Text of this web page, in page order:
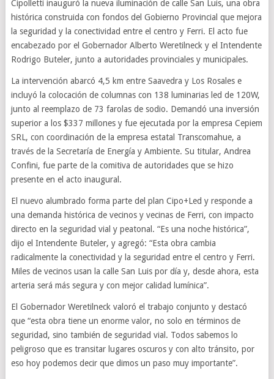
Cipolletti inauguró la nueva iluminación de calle San Luis, una obra
histórica construida con fondos del Gobierno Provincial que mejora
la seguridad y la conectividad entre el centro y Ferri. El acto fue
encabezado por el Gobernador Alberto Weretilneck y el Intendente
Rodrigo Buteler, junto a autoridades provinciales y municipales.
La intervención abarcó 4,5 km entre Saavedra y Los Rosales e
incluyó la colocación de columnas con 138 luminarias led de 120W,
junto al reemplazo de 73 farolas de sodio. Demandó una inversión
superior a los $337 millones y fue ejecutada por la empresa Cepiem
SRL, con coordinación de la empresa estatal Transcomahue, a
través de la Secretaría de Energía y Ambiente. Su titular, Andrea
Confini, fue parte de la comitiva de autoridades que se hizo
presente en el acto inaugural.
El nuevo alumbrado forma parte del plan Cipo+Led y responde a
una demanda histórica de vecinos y vecinas de Ferri, con impacto
directo en la seguridad vial y peatonal. “Es una noche histórica”,
dijo el Intendente Buteler, y agregó: “Esta obra cambia
radicalmente la conectividad y la seguridad entre el centro y Ferri.
Miles de vecinos usan la calle San Luis por día y, desde ahora, esta
arteria será más segura y con mejor calidad lumínica”.
El Gobernador Weretilneck valoró el trabajo conjunto y destacó
que “esta obra tiene un enorme valor, no solo en términos de
seguridad, sino también de seguridad vial. Todos sabemos lo
peligroso que es transitar lugares oscuros y con alto tránsito, por
eso hoy podemos decir que dimos un paso muy importante”.